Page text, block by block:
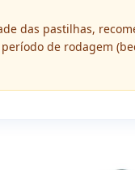
das pastilhas,
de rodagem